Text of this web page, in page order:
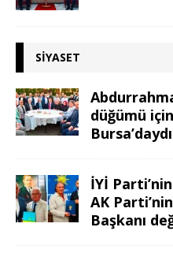
SIYASET
düğümü
Bursa’daydı
İYİ
AK
Başkanı